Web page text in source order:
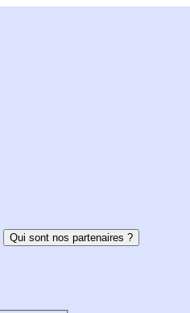
Qui sont nos partenaires ?